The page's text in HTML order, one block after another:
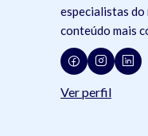
especialistas do
conteúdo mais
jurídico,
Ver perfil